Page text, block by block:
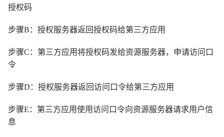
授权码
步骤B：授权服务器返回授权码给第三方应用
步骤C：第三方应用将授权码发给资源服务器，申请访问口
令
步骤D：授权服务器返回访问口令给第三方应用
步骤E：第三方应用使用访问口令向资源服务器请求用户信
息